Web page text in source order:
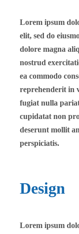
Lorem ipsum
elit, sed do
dolore magna
nostrud
ea commodo
reprehenderit in
fugiat nulla
cupidatat non
deserunt mollit
perspiciatis.
Design
Lorem ipsum